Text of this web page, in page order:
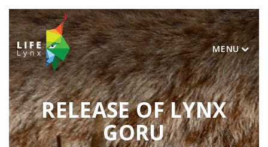
MENU
RELEASE OF LYNX
GORU